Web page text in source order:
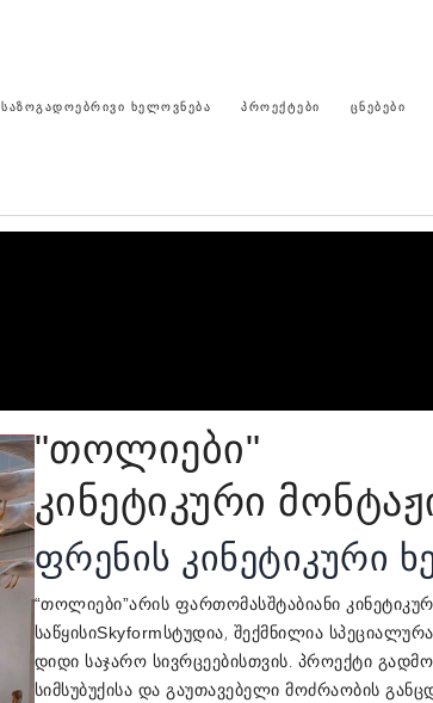
ᲡᲐᲖᲝᲒᲐᲓᲝᲔᲑᲠᲘᲕᲘ ᲮᲔᲚᲝᲕᲜᲔᲑᲐ ᲞᲠᲝᲔᲥᲢᲔᲑᲘ ᲪᲜᲔᲑᲔᲑᲘ
"თოლიები"
კინეტიკური
ფრენის კინეტიკური
“თოლიები”არის ფართომასშტაბიანი
საწყისიSkyformსტუდია, შექმნილია
დიდი საჯარო სივრცეებისთვის. პროექტი
სიმსუბუქისა და გაუთავებელი მოძრაობის